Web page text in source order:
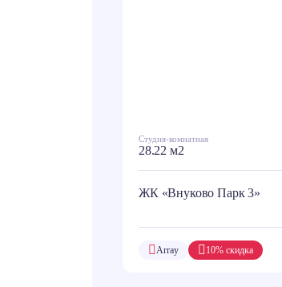
Студия-комнатная
28.22 м2
ЖК «Внуково Парк 3»
10% скидка
Array